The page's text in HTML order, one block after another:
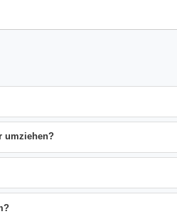
umziehen?